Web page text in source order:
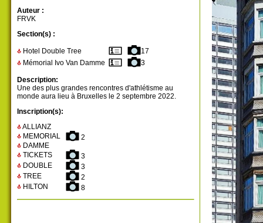
Auteur :
FRVK
Section(s) :
Hotel Double Tree
17
Mémorial Ivo Van Damme
3
Description:
Une des plus grandes rencontres d'athlétisme au
monde aura lieu à Bruxelles le 2 septembre 2022.
Inscription(s):
ALLIANZ
MEMORIAL
2
DAMME
TICKETS
3
DOUBLE
3
TREE
2
HILTON
8